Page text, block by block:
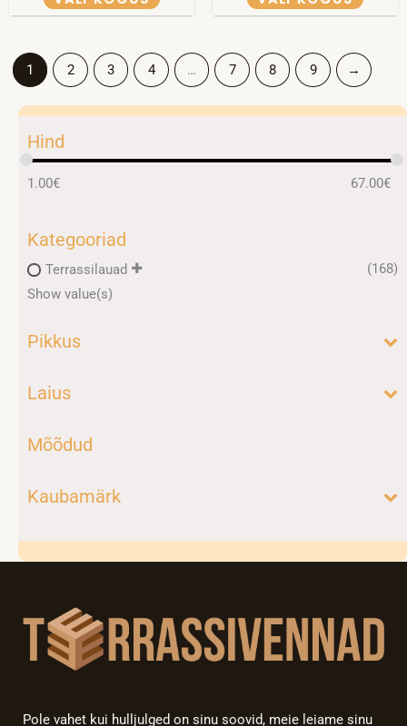
Hind
1.00€ 67.00€
Kategooriad
Terrassilauad
(168)
Show value(s)
Pikkus
Laius
Mõõdud
Kaubamärk
1 2 3 4 … 7 8 9 →
Pole vahet kui hulljulged on sinu soovid, meie leiame sinu